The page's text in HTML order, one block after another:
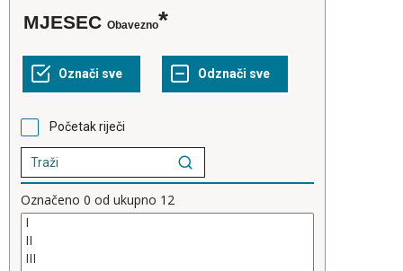
MJESEC Obavezno
Početak riječi
Označeno 0 od ukupno 12